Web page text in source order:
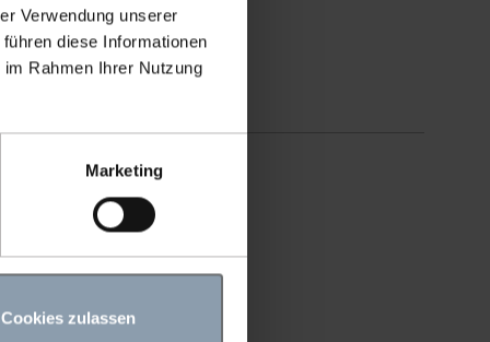
Verwendung unserer
diese Informationen
Rahmen Ihrer Nutzung
Marketing
Cookies zulassen